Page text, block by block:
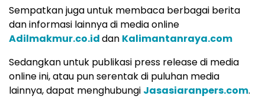
Sempatkan juga untuk membaca berbagai berita
dan informasi lainnya di media online
Adilmakmur.co.iddan Kalimantanraya.com
Sedangkan untuk publikasi press release di media
online ini, atau pun serentak di puluhan media
lainnya, dapat menghubungi Jasasiaranpers.com.